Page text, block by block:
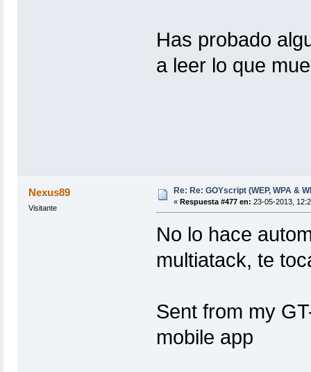
Has probado
a leer lo que
Nexus89
Visitante
Re: Re: GOYscript (WEP, WPA &
« Respuesta #477 en: 23-05-2013,
No lo hace
multiatack, te
Sent from my
mobile app